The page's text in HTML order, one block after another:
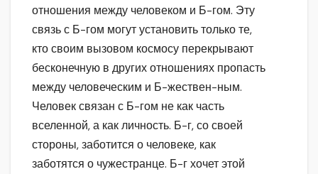
отношения между человеком и Б-гом. Эту
связь с Б-гом могут установить только те,
кто своим вызовом космосу перекрывают
бесконечную в других отношениях пропасть
между человеческим и Б-жествен-ным.
Человек связан с Б-гом не как часть
вселенной, а как личность. Б-г, со своей
стороны, заботится о человеке, как
заботятся о чужестранце. Б-г хочет этой